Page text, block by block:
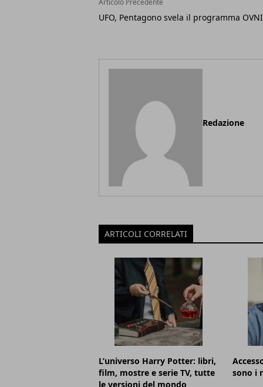
Articolo Precedente
UFO, Pentagono svela il programma
Redazione
ARTICOLI CORRELATI
L’universo Harry Potter: libri,
film, mostre e serie TV, tutte
le versioni del mondo
sono i